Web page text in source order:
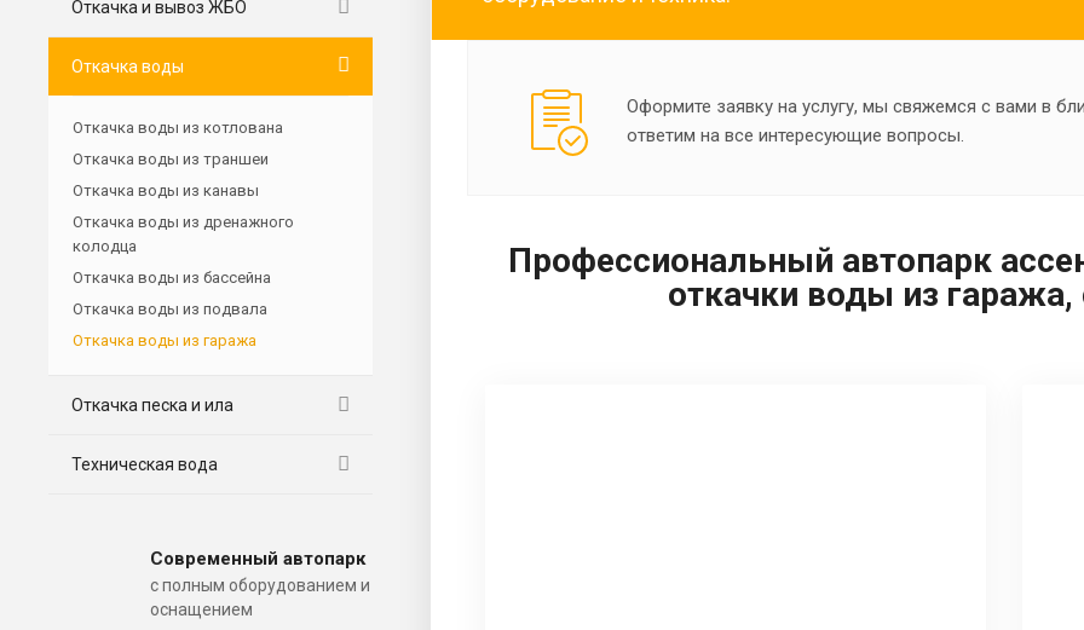
Оформите заявку на услугу, мы свяжемся с вами в
ответим на все интересующие вопросы.
Профессиональный автопарк
откачки воды из
Откачка и вывоз ЖБО
Откачка воды
Откачка воды из котлована
Откачка воды из траншеи
Откачка воды из канавы
Откачка воды из дренажного
колодца
Откачка воды из бассейна
Откачка воды из подвала
Откачка воды из гаража
Откачка песка и ила
Техническая вода
Современный автопарк
с полным оборудованием и
оснащением